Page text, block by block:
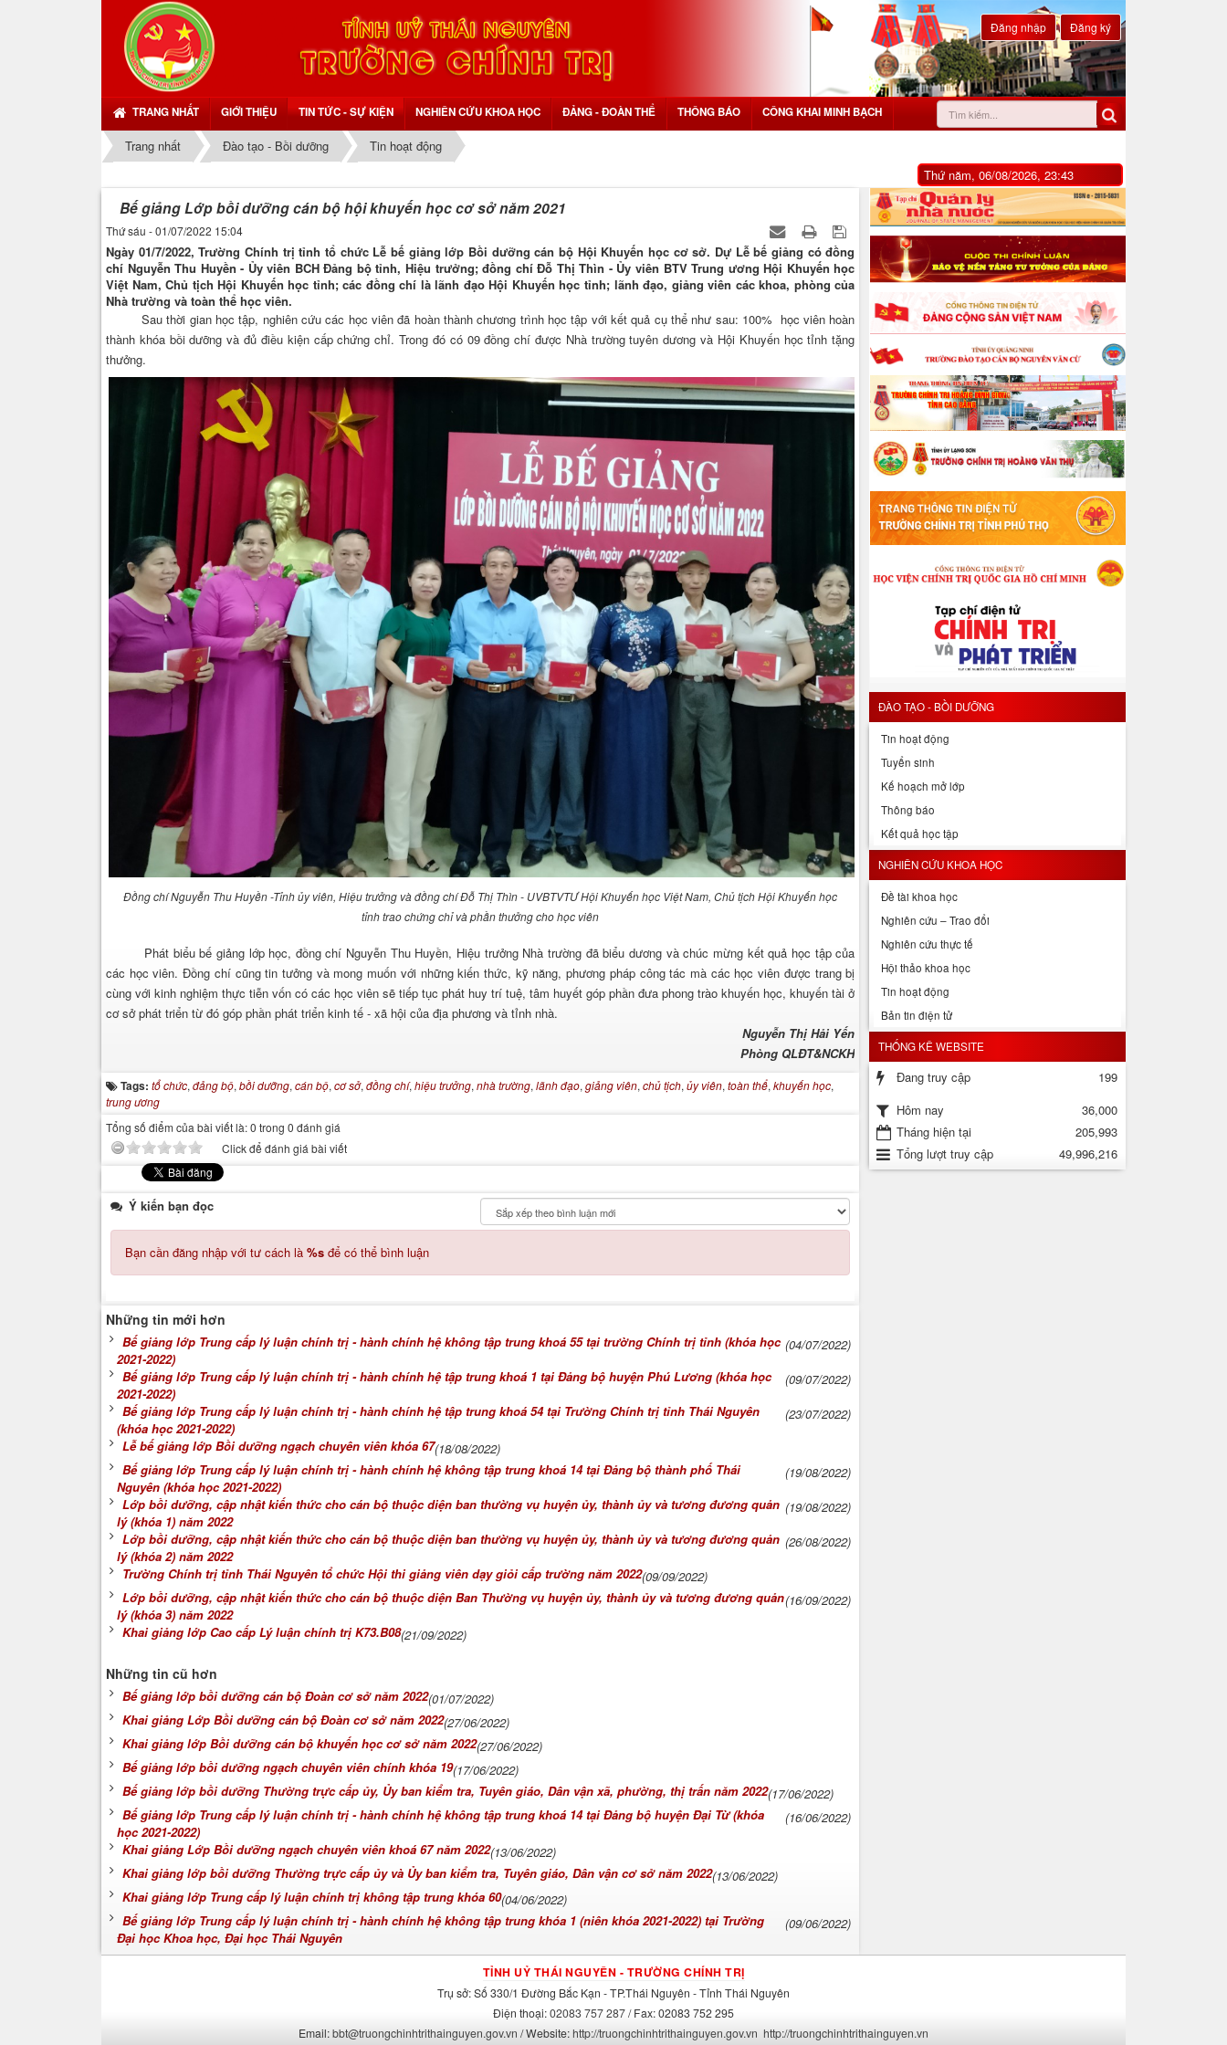
Đăng nhập Đăng ký
TRANG NHẤT GIỚI THIỆU TIN TỨC - SỰ KIỆN NGHIÊN CỨU KHOA HỌC ĐẢNG - ĐOÀN THỂ THÔNG BÁO CÔNG KHAI MINH BẠCH
Trang nhất Đào tạo - Bồi dưỡng
Tin hoạt động
Thứ năm, 06/08/2026, 23:43
Bế giảng Lớp bồi dưỡng cán bộ hội khuyến học cơ sở năm 2021
Thứ sáu - 01/07/2022 15:04
Ngày 01/7/2022, Trường Chính trị tỉnh tổ chức Lễ bế giảng lớp Bồi dưỡng cán bộ Hội Khuyến học cơ sở. Dự Lễ bế giảng có đồng
chí Nguyễn Thu Huyền - Ủy viên BCH Đảng bộ tỉnh, Hiệu trưởng; đồng chí Đỗ Thị Thìn - Ủy viên BTV Trung ương Hội Khuyến học
Việt Nam, Chủ tịch Hội Khuyến học tỉnh; các đồng chí là lãnh đạo Hội Khuyến học tỉnh; lãnh đạo, giảng viên các khoa, phòng của
Nhà trường và toàn thể học viên.
Sau thời gian học tập, nghiên cứu các học viên đã hoàn thành chương trình học tập với kết quả cụ thể như sau: 100% học viên hoàn
thành khóa bồi dưỡng và đủ điều kiện cấp chứng chỉ. Trong đó có 09 đồng chí được Nhà trường tuyên dương và Hội Khuyến học tỉnh tặng
thưởng.
Đồng chí Nguyễn Thu Huyền -Tỉnh ủy viên, Hiệu trưởng và đồng chí Đỗ Thị Thìn - UVBTVTƯ Hội Khuyến học Việt Nam, Chủ tịch Hội Khuyến học
tỉnh trao chứng chỉ và phần thưởng cho học viên
Phát biểu bế giảng lớp học, đồng chí Nguyễn Thu Huyền, Hiệu trưởng Nhà trường đã biểu dương và chúc mừng kết quả học tập của
các học viên. Đồng chí cũng tin tưởng và mong muốn với những kiến thức, kỹ năng, phương pháp công tác mà các học viên được trang bị
cùng với kinh nghiệm thực tiễn vốn có các học viên sẽ tiếp tục phát huy trí tuệ, tâm huyết góp phần đưa phong trào khuyến học, khuyến tài ở
cơ sở phát triển từ đó góp phần phát triển kinh tế - xã hội của địa phương và tỉnh nhà.
Nguyễn Thị Hải Yến
Phòng QLĐT&NCKH
Tags: tổ chức, đảng bộ, bồi dưỡng, cán bộ, cơ sở, đồng chí, hiệu trưởng, nhà trường, lãnh đạo, giảng viên, chủ tịch, ủy viên, toàn thể, khuyến học,
trung ương
Tổng số điểm của bài viết là: 0 trong 0 đánh giá
Click để đánh giá bài viết
Ý kiến bạn đọc
Bạn cần đăng nhập với tư cách là %s để có thể bình luận
Những tin mới hơn
Bế giảng lớp Trung cấp lý luận chính trị - hành chính hệ không tập trung khoá 55 tại trường Chính trị tỉnh (khóa học
2021-2022)
(04/07/2022)
Bế giảng lớp Trung cấp lý luận chính trị - hành chính hệ tập trung khoá 1 tại Đảng bộ huyện Phú Lương (khóa học
2021-2022)
(09/07/2022)
Bế giảng lớp Trung cấp lý luận chính trị - hành chính hệ tập trung khoá 54 tại Trường Chính trị tỉnh Thái Nguyên
(khóa học 2021-2022)
(23/07/2022)
Lễ bế giảng lớp Bồi dưỡng ngạch chuyên viên khóa 67(18/08/2022)
Bế giảng lớp Trung cấp lý luận chính trị - hành chính hệ không tập trung khoá 14 tại Đảng bộ thành phố Thái
Nguyên (khóa học 2021-2022)
(19/08/2022)
Lớp bồi dưỡng, cập nhật kiến thức cho cán bộ thuộc diện ban thường vụ huyện ủy, thành ủy và tương đương quản
lý (khóa 1) năm 2022
(19/08/2022)
Lớp bồi dưỡng, cập nhật kiến thức cho cán bộ thuộc diện ban thường vụ huyện ủy, thành ủy và tương đương quản
lý (khóa 2) năm 2022
(26/08/2022)
Trường Chính trị tỉnh Thái Nguyên tổ chức Hội thi giảng viên dạy giỏi cấp trường năm 2022(09/09/2022)
Lớp bồi dưỡng, cập nhật kiến thức cho cán bộ thuộc diện Ban Thường vụ huyện ủy, thành ủy và tương đương quản
lý (khóa 3) năm 2022
(16/09/2022)
Khai giảng lớp Cao cấp Lý luận chính trị K73.B08(21/09/2022)
Những tin cũ hơn
Bế giảng lớp bồi dưỡng cán bộ Đoàn cơ sở năm 2022(01/07/2022)
Khai giảng Lớp Bồi dưỡng cán bộ Đoàn cơ sở năm 2022(27/06/2022)
Khai giảng lớp Bồi dưỡng cán bộ khuyến học cơ sở năm 2022(27/06/2022)
Bế giảng lớp bồi dưỡng ngạch chuyên viên chính khóa 19(17/06/2022)
Bế giảng lớp bồi dưỡng Thường trực cấp ủy, Ủy ban kiểm tra, Tuyên giáo, Dân vận xã, phường, thị trấn năm 2022(17/06/2022)
Bế giảng lớp Trung cấp lý luận chính trị - hành chính hệ không tập trung khoá 14 tại Đảng bộ huyện Đại Từ (khóa
học 2021-2022)
(16/06/2022)
Khai giảng Lớp Bồi dưỡng ngạch chuyên viên khoá 67 năm 2022(13/06/2022)
Khai giảng lớp bồi dưỡng Thường trực cấp ủy và Ủy ban kiểm tra, Tuyên giáo, Dân vận cơ sở năm 2022(13/06/2022)
Khai giảng lớp Trung cấp lý luận chính trị không tập trung khóa 60(04/06/2022)
Bế giảng lớp Trung cấp lý luận chính trị - hành chính hệ không tập trung khóa 1 (niên khóa 2021-2022) tại Trường
Đại học Khoa học, Đại học Thái Nguyên
(09/06/2022)
ĐÀO TẠO - BỒI DƯỠNG
Tin hoạt động
Tuyển sinh
Kế hoạch mở lớp
Thông báo
Kết quả học tập
NGHIÊN CỨU KHOA HỌC
Đề tài khoa học
Nghiên cứu – Trao đổi
Nghiên cứu thực tế
Hội thảo khoa học
Tin hoạt động
Bản tin điện tử
THỐNG KÊ WEBSITE
Đang truy cập
199
Hôm nay
36,000
Tháng hiện tại
205,993
Tổng lượt truy cập
49,996,216
TỈNH UỶ THÁI NGUYÊN - TRƯỜNG CHÍNH TRỊ
Trụ sở: Số 330/1 Đường Bắc Kạn - TP.Thái Nguyên - Tỉnh Thái Nguyên
Điện thoại:02083 757 287/ Fax:02083 752 295
Email:bbt@truongchinhtrithainguyen.gov.vn / Website:http://truongchinhtrithainguyen.gov.vn http://truongchinhtrithainguyen.vn